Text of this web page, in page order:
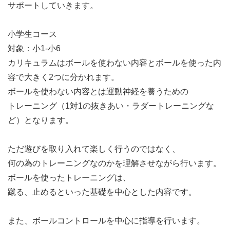
サポートしていきます。
小学生コース
対象：小1-小6
カリキュラムはボールを使わない内容とボールを使った内
容で大きく2つに分かれます。
ボールを使わない内容とは運動神経を養うための
トレーニング（1対1の抜きあい・ラダートレーニングな
ど）となります。
ただ遊びを取り入れて楽しく行うのではなく、
何の為のトレーニングなのかを理解させながら行います。
ボールを使ったトレーニングは、
蹴る、止めるといった基礎を中心とした内容です。
また、ボールコントロールを中心に指導を行います。